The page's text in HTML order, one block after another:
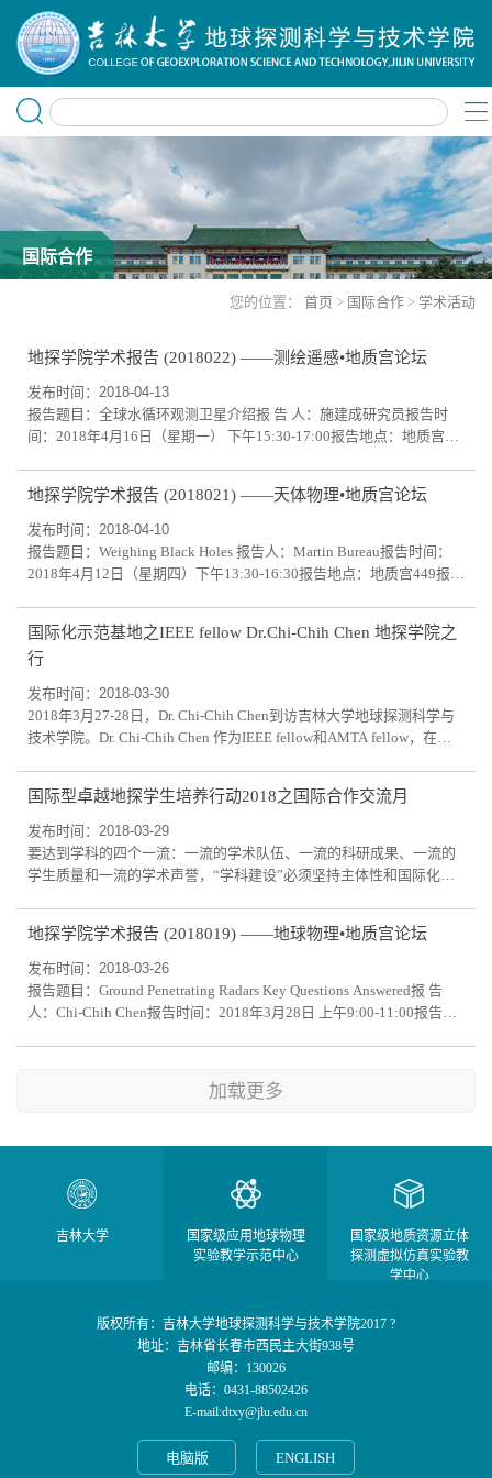
国际合作
您的位置： 首页 > 国际合作 > 学术活动
地探学院学术报告 (2018022) ——测绘遥感•地质宫论坛
发布时间：2018-04-13
报告题目：全球水循环观测卫星介绍报 告 人：施建成研究员报告时
间：2018年4月16日（星期一） 下午15:30-17:00报告地点：地质宫
计划。它将成为我国第一颗以地球科学目标为驱动的空间科学探测卫
星，改变我国以往通常参照国外已有科学卫星试验结果而直接发展业
务型卫星的局面，提高我国在地球系统科学空...
地探学院学术报告 (2018021) ——天体物理•地质宫论坛
发布时间：2018-04-10
报告题目：Weighing Black Holes 报告人：Martin Bureau报告时间：
2018年4月12日（星期四）下午13:30-16:30报告地点：地质宫449报告
大学天文系内的NASA哈勃研究员，以及荷兰莱顿大学莱顿天文台的博
士后研究员。比罗教授的科研兴趣主要集中于动力学，恒星种群，星
际介质，星系形成和演化等，教授的本...
国际化示范基地之IEEE fellow Dr.Chi-Chih Chen 地探学院之
行
发布时间：2018-03-30
2018年3月27-28日，Dr. Chi-Chih Chen到访吉林大学地球探测科学与
技术学院。Dr. Chi-Chih Chen 作为IEEE fellow和AMTA fellow，在天
究为地探学院师生做了精彩的学术报告，并进行了广泛的交流。 高水
平的国外专家来访，进一步推动了地球探测科学与技术学院及学科建
设的国际化进程。 ...
国际型卓越地探学生培养行动2018之国际合作交流月
发布时间：2018-03-29
要达到学科的四个一流：一流的学术队伍、一流的科研成果、一流的
学生质量和一流的学术声誉，“学科建设”必须坚持主体性和国际化，
源，拓展国际合作疆域，给师生创造良好的机会与世界一流大学、一
流团队和一流大师交流与合作。具体方案：一、国际型卓越地探学生
培养行动2018之国际合作交流5月1. 5月初...
地探学院学术报告 (2018019) ——地球物理•地质宫论坛
发布时间：2018-03-26
报告题目：Ground Penetrating Radars Key Questions Answered报 告
人：Chi-Chih Chen报告时间：2018年3月28日 上午9:00-11:00报告地
archeology, agriculture, military for non-destructive evaluations of
anomalies or structures underground or behind walls, and have become
加载更多
吉林大学
国家级应用地球物理
实验教学示范中心
国家级地质资源立体
探测虚拟仿真实验教
学中心
版权所有：吉林大学地球探测科学与技术学院2017 ?
地址：吉林省长春市西民主大街938号
邮编：130026
电话：0431-88502426
E-mail:dtxy@jlu.edu.cn
电脑版 ENGLISH